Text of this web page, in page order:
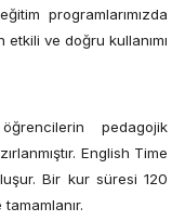
programlarımızda
ve doğru kullanımı
pedagojik
English Time
Bir kur süresi 120